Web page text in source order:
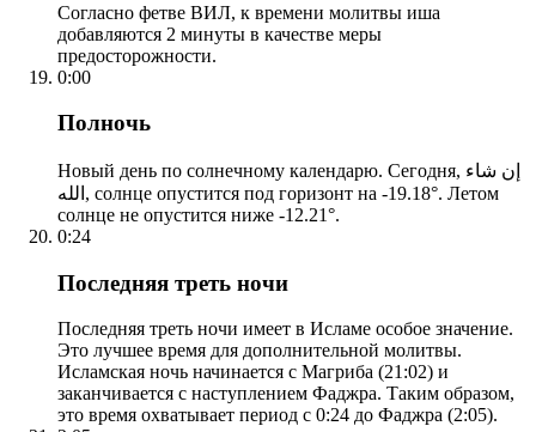
Согласно фетве ВИЛ, к времени молитвы иша
добавляются 2 минуты в качестве меры
предосторожности.
0:00
Полночь
Новый день по солнечному календарю. Сегодня, إن شاء
الله, солнце опустится под горизонт на -19.18°. Летом
солнце не опустится ниже -12.21°.
0:24
Последняя треть ночи
Последняя треть ночи имеет в Исламе особое значение.
Это лучшее время для дополнительной молитвы.
Исламская ночь начинается с Магриба (21:02) и
заканчивается с наступлением Фаджра. Таким образом,
это время охватывает период с 0:24 до Фаджра (2:05).